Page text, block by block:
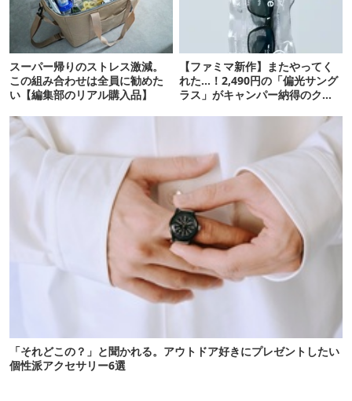
スーパー帰りのストレス激減。
この組み合わせは全員に勧めた
い【編集部のリアル購入品】
【ファミマ新作】またやってく
れた…！2,490円の「偏光サング
ラス」がキャンパー納得のクオ
「それどこの？」と聞かれる。アウトドア好きにプレゼントしたい
個性派アクセサリー6選